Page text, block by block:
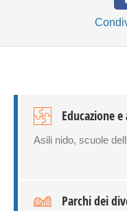
Educazione
Asili nido, scuole
Parchi dei